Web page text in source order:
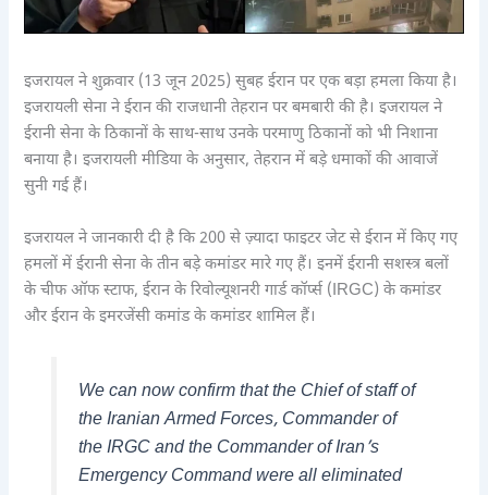
इजरायल ने शुक्रवार (13 जून 2025) सुबह ईरान पर एक बड़ा हमला किया है।
इजरायली सेना ने ईरान की राजधानी तेहरान पर बमबारी की है। इजरायल ने
ईरानी सेना के ठिकानों के साथ-साथ उनके परमाणु ठिकानों को भी निशाना
बनाया है। इजरायली मीडिया के अनुसार, तेहरान में बड़े धमाकों की आवाजें
सुनी गई हैं।
इजरायल ने जानकारी दी है कि 200 से ज़्यादा फाइटर जेट से ईरान में किए गए
हमलों में ईरानी सेना के तीन बड़े कमांडर मारे गए हैं। इनमें ईरानी सशस्त्र बलों
के चीफ ऑफ स्टाफ, ईरान के रिवोल्यूशनरी गार्ड कॉर्प्स (IRGC) के कमांडर
और ईरान के इमरजेंसी कमांड के कमांडर शामिल हैं।
We can now confirm that the Chief of staff of
the Iranian Armed Forces, Commander of
the IRGC and the Commander of Iran’s
Emergency Command were all eliminated